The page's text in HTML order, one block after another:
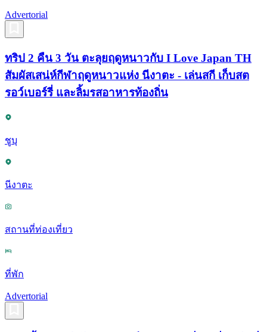
Advertorial
ทริป 2 คืน 3 วัน ตะลุยฤดูหนาวกับ I Love Japan TH
สัมผัสเสน่ห์กีฬาฤดูหนาวแห่ง นีงาตะ - เล่นสกี เก็บสต
รอว์เบอร์รี่ และลิ้มรสอาหารท้องถิ่น
ชูบุ
นีงาตะ
สถานที่ท่องเที่ยว
ที่พัก
Advertorial